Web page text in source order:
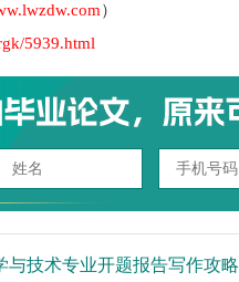
）
5939.html
与技术专业开题报告写作攻略